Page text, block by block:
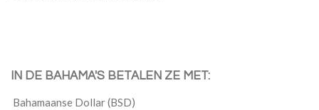
IN DE BAHAMA'S BETALEN ZE MET:
Bahamaanse Dollar (BSD)